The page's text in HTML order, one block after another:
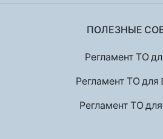
ПОЛЕЗНЫЕ
Регламент ТО
Регламент ТО для
Регламент ТО